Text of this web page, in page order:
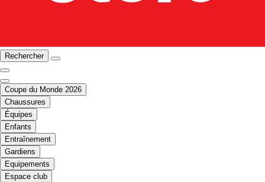
Rechercher
Coupe du Monde 2026
Chaussures
Équipes
Enfants
Entraînement
Gardiens
Equipements
Espace club